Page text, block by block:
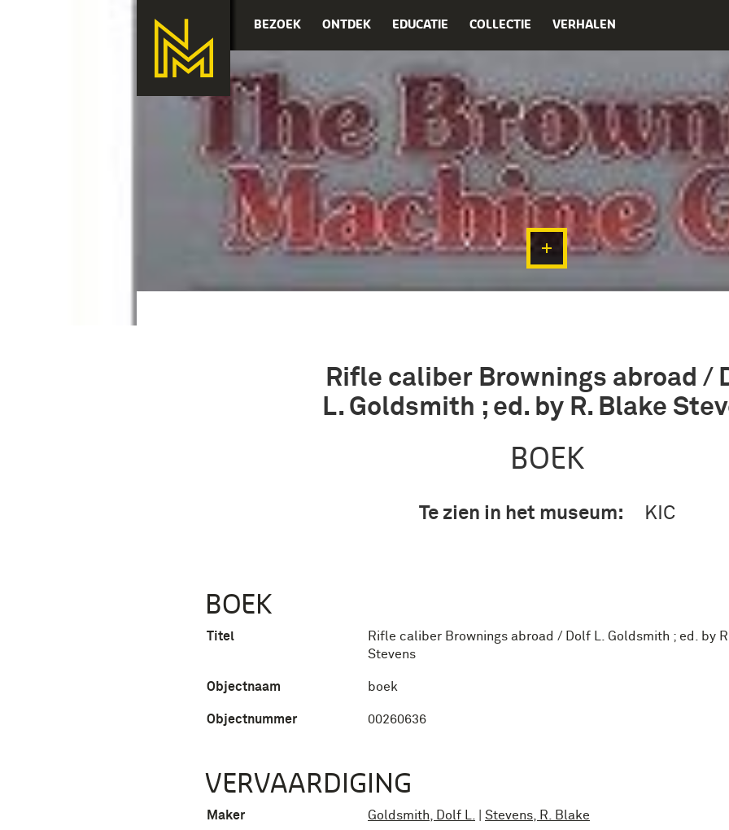
BEZOEK ONTDEK EDUCATIE COLLECTIE VERHALEN
Rifle caliber Brownings abroad /
L. Goldsmith ; ed. by R. Blake
BOEK
Te zien in het museum: KIC
BOEK
Titel
Rifle caliber Brownings abroad / Dolf L. Goldsmith ; ed. by
Stevens
Objectnaam boek
Objectnummer 00260636
VERVAARDIGING
Maker Goldsmith, Dolf L. Stevens, R. Blake